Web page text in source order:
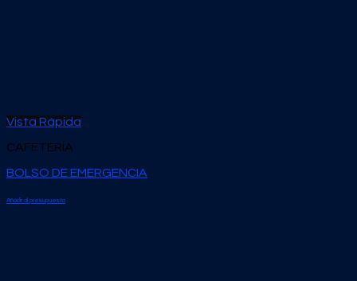
Vista Rápida
CAFETERÍA
BOLSO DE EMERGENCIA
Añadir al presupuesto